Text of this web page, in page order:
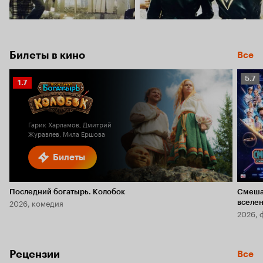
Билеты в кино Все
Билеты
Рейтинг
Кинопоиска
1.7
Гарик Харламов, Дмитрий
Журавлев, Мила Ершова
Последний богатырь. Колобок
2026, комедия
5.7
5.7
2026,
Рецензии Все